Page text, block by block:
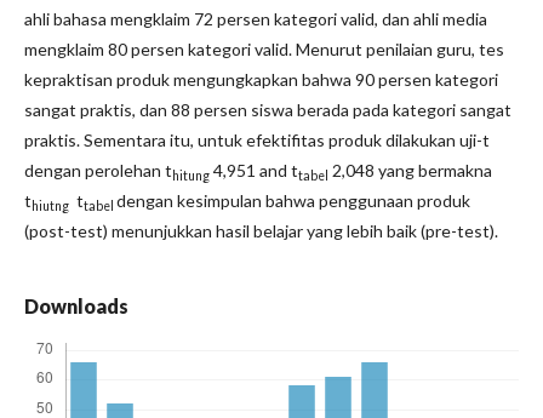
ahli bahasa mengklaim 72 persen kategori valid, dan ahli media
mengklaim 80 persen kategori valid. Menurut penilaian guru, tes
kepraktisan produk mengungkapkan bahwa 90 persen kategori
sangat praktis, dan 88 persen siswa berada pada kategori sangat
praktis. Sementara itu, untuk efektifitas produk dilakukan uji-t
dengan perolehan t hitung 4,951 and ttabel 2,048 yang bermakna
t hiutng ttabel dengan kesimpulan bahwa penggunaan produk
(post-test) menunjukkan hasil belajar yang lebih baik (pre-test).
Downloads